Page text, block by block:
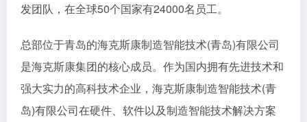
发团队，在全球50个国家有24000名员工。
总部位于青岛的海克斯康制造智能技术(青岛)有限公司
是海克斯康集团的核心成员。作为国内拥有先进技术和
强大实力的高科技术企业，海克斯康制造智能技术(青
岛)有限公司在硬件、软件以及制造智能技术解决方案